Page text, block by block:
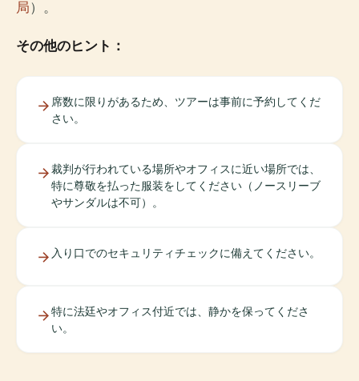
局）。
その他のヒント：
席数に限りがあるため、ツアーは事前に予約してくだ
さい。
裁判が行われている場所やオフィスに近い場所では、
特に尊敬を払った服装をしてください（ノースリーブ
やサンダルは不可）。
入り口でのセキュリティチェックに備えてください。
特に法廷やオフィス付近では、静かを保ってくださ
い。